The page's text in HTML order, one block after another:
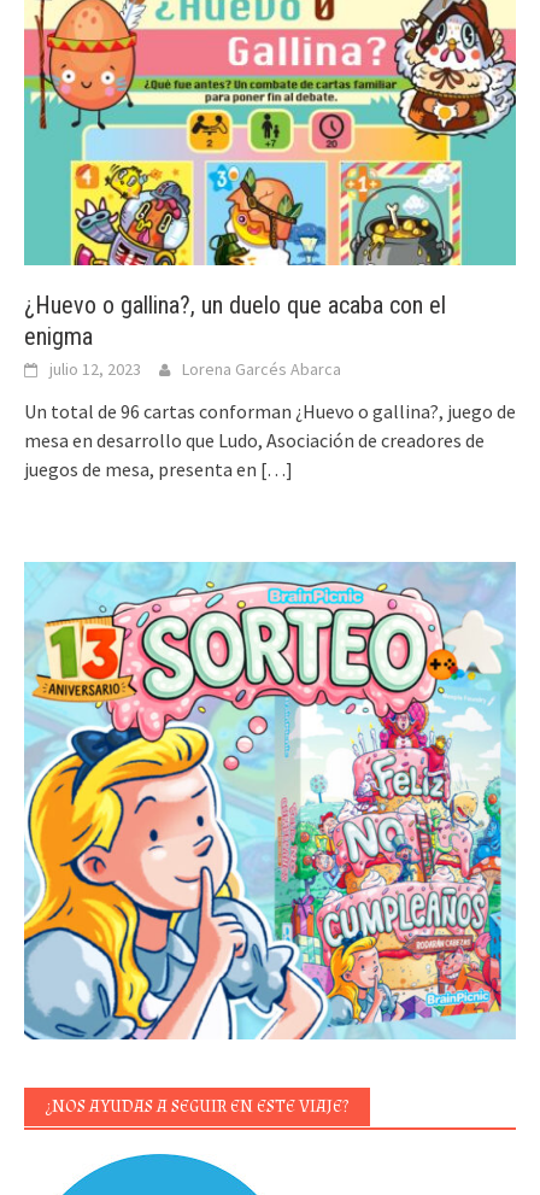
¿Huevo o gallina?, un duelo que acaba con el
enigma
julio 12, 2023 Lorena Garcés Abarca
Un total de 96 cartas conforman ¿Huevo o gallina?, juego de
mesa en desarrollo que Ludo, Asociación de creadores de
juegos de mesa, presenta en […]
¿NOS AYUDAS A SEGUIR EN ESTE VIAJE?